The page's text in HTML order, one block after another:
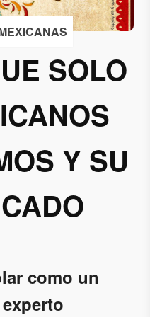
SOLO
Y SU
como un